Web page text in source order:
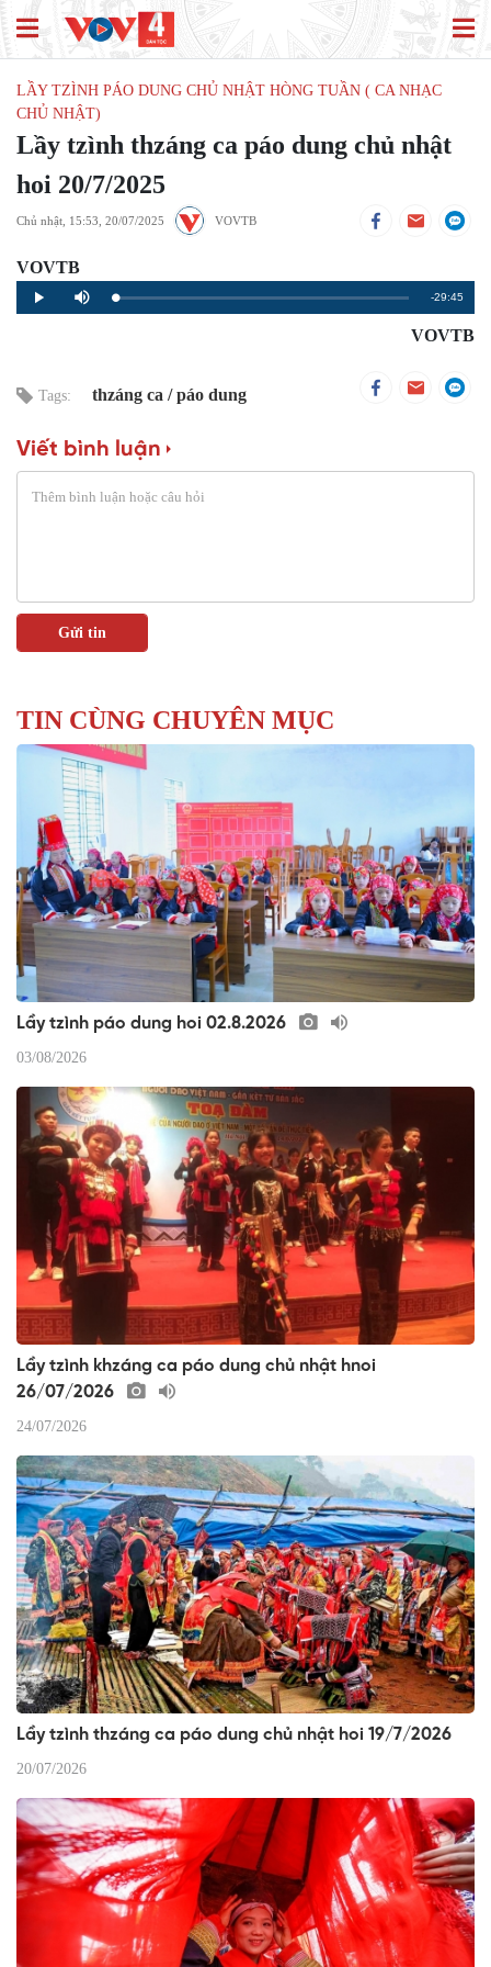
LẦY TZÌNH PÁO DUNG CHỦ NHẬT HÒNG TUẦN ( CA NHẠC
CHỦ NHẬT)
Lầy tzình thzáng ca páo dung chủ nhật
hoi 20/7/2025
Chủ nhật, 15:53, 20/07/2025 VOVTB
VOVTB
Play Mute Loaded:
0%
Progress:
0%
Remaining
Time
-29:45
VOVTB
Tags: thzáng ca páo dung
Viết bình luận
TIN CÙNG CHUYÊN MỤC
Lầy tzình páo dung hoi 02.8.2026
03/08/2026
Lầy tzình khzáng ca páo dung chủ nhật hnoi
26/07/2026
24/07/2026
Lầy tzình thzáng ca páo dung chủ nhật hoi 19/7/2026
20/07/2026